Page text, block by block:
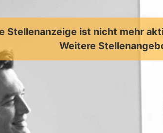
Stellenanzeige ist nicht mehr
Weitere